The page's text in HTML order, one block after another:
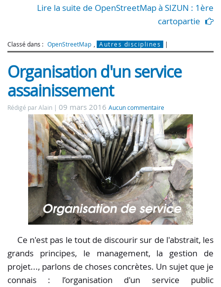
Lire la suite de OpenStreetMap à SIZUN : 1ère
cartopartie
Classé dans : OpenStreetMap , Autres disciplines
Organisation d'un service
assainissement
Rédigé par Alain 09 mars 2016 Aucun commentaire
Ce n'est pas le tout de discourir sur de l'abstrait, les
grands principes, le management, la gestion de
projet..., parlons de choses concrètes. Un sujet que je
connais : l’organisation d'un service public